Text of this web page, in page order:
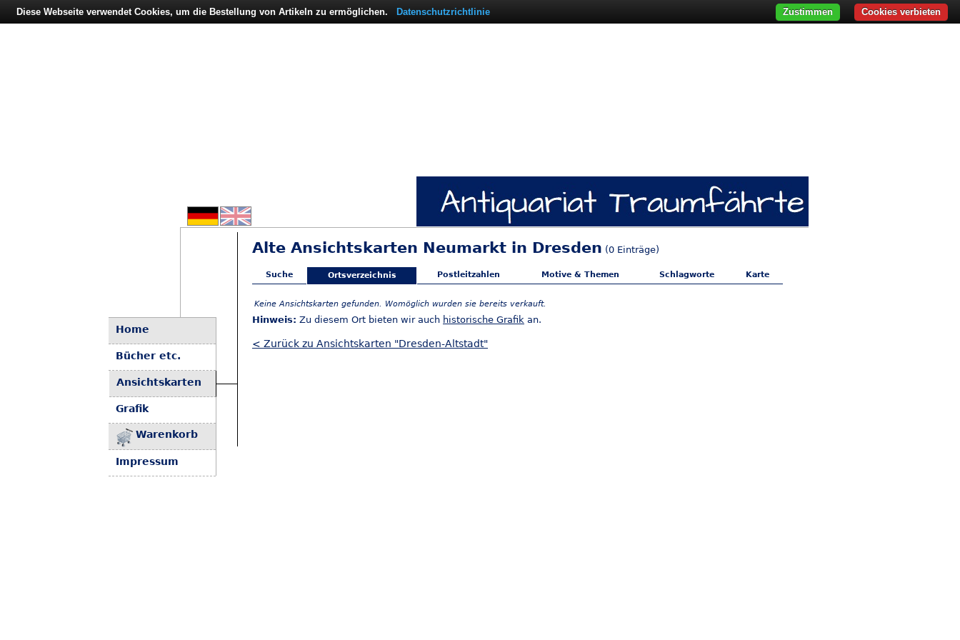
Home
Bücher etc.
Ansichtskarten
Grafik
Warenkorb
Impressum
Alte Ansichtskarten Neumarkt in Dresden (0 Einträge)
Suche Ortsverzeichnis Postleitzahlen Motive & Themen Schlagworte Karte
Keine Ansichtskarten gefunden. Womöglich wurden sie bereits verkauft.
Hinweis: Zu diesem Ort bieten wir auch historische Grafik an.
< Zurück zu Ansichtskarten "Dresden-Altstadt"
Diese Webseite verwendet Cookies, um die Bestellung von Artikeln zu ermöglichen. Datenschutzrichtlinie Cookies verbieten
Zustimmen